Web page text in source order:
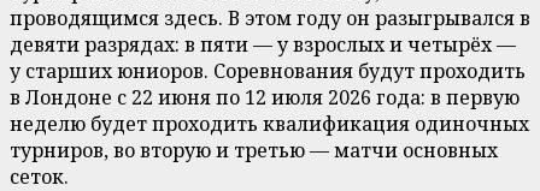
проводящимся здесь. В этом году он разыгрывался в
девяти разрядах: в пяти — у взрослых и четырёх —
у старших юниоров. Соревнования будут проходить
в Лондоне с 22 июня по 12 июля 2026 года: в первую
неделю будет проходить квалификация одиночных
турниров, во вторую и третью — матчи основных
сеток.